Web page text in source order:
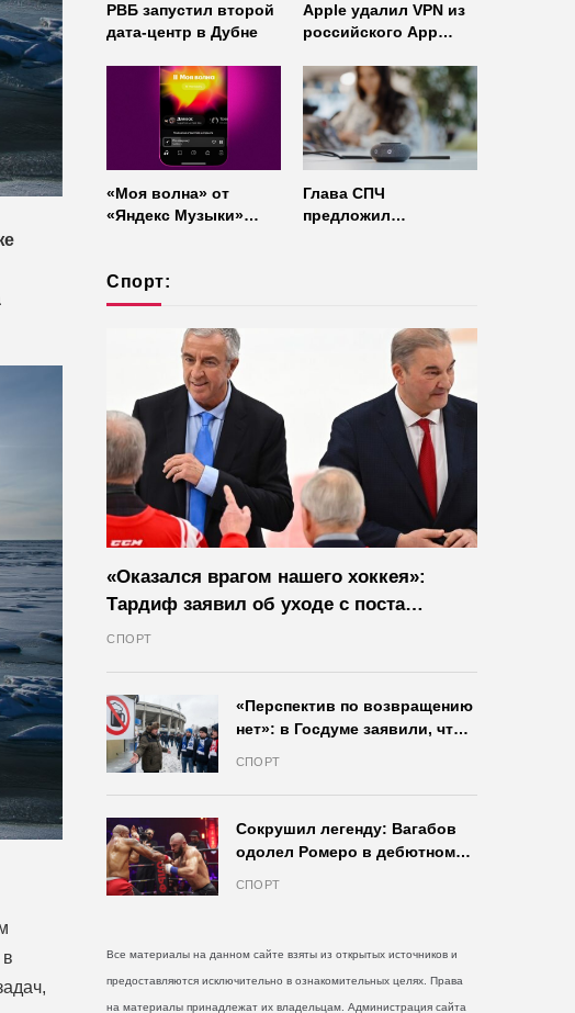
РВБ запустил второй
дата-центр в Дубне
Apple удалил VPN из
российского App
«Моя волна» от
«Яндекс Музыки»
Глава СПЧ
предложил
Спорт:
«Оказался врагом нашего хоккея»:
Тардиф заявил об уходе с поста
президента IIHF в октябре
СПОРТ
«Перспектив по возвращению
нет»: в Госдуме заявили, что
СПОРТ
Сокрушил легенду: Вагабов
одолел Ромеро в дебютном
СПОРТ
Все материалы на данном сайте взяты из открытых источников и
предоставляются исключительно в ознакомительных целях. Права
на материалы принадлежат их владельцам. Администрация сайта